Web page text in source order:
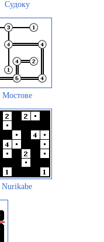
Судоку
Мостове
Nurikabe